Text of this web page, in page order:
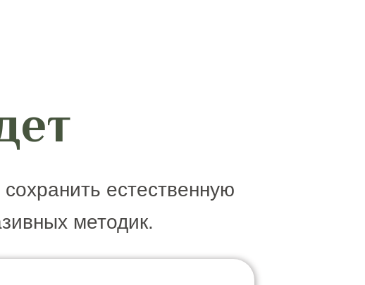
естественную
методик.